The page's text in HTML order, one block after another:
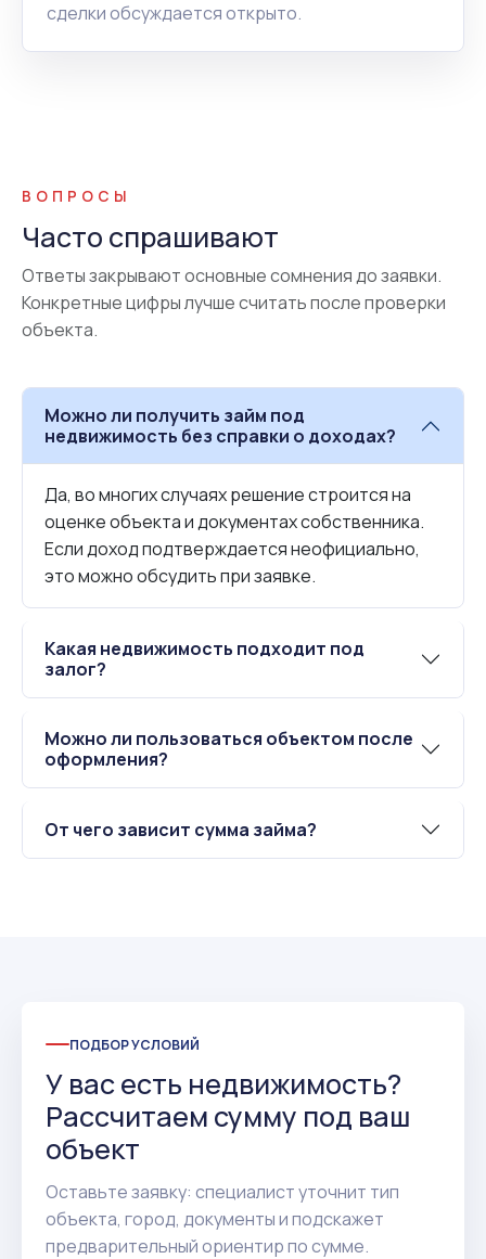
сделки обсуждается открыто.
ВОПРОСЫ
Часто спрашивают
Ответы закрывают основные сомнения до заявки.
Конкретные цифры лучше считать после проверки
объекта.
Можно ли получить займ под
недвижимость без справки о доходах?
Да, во многих случаях решение строится на
оценке объекта и документах собственника.
Если доход подтверждается неофициально,
это можно обсудить при заявке.
Какая недвижимость подходит под
залог?
Можно ли пользоваться объектом после
оформления?
От чего зависит сумма займа?
ПОДБОР УСЛОВИЙ
У вас есть недвижимость?
Рассчитаем сумму под ваш
объект
Оставьте заявку: специалист уточнит тип
объекта, город, документы и подскажет
предварительный ориентир по сумме.